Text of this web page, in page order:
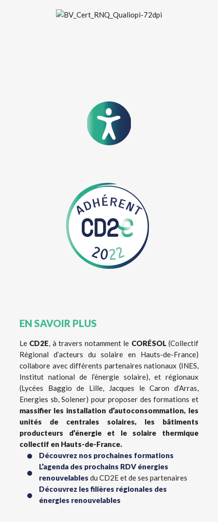
EN SAVOIR PLUS
Le CD2E, à travers notamment le CORÉSOL(Collectif
Régional d’acteurs du solaire en Hauts-de-France)
collabore avec différents partenaires nationaux (INES,
Institut national de l’énergie solaire), et régionaux
(Lycées Baggio de Lille, Jacques le Caron d’Arras,
Energies sb, Solener) pour proposer des formations et
massifier les installation d’autoconsommation, les
unités de centrales solaires, les bâtiments
producteurs d’énergie et le solaire thermique
collectif en Hauts-de-France.
Découvrez nos prochaines formations
L’agenda des prochains RDV énergies
renouvelables du CD2E et de ses partenaires
Découvrez les filières régionales des
énergies renouvelables